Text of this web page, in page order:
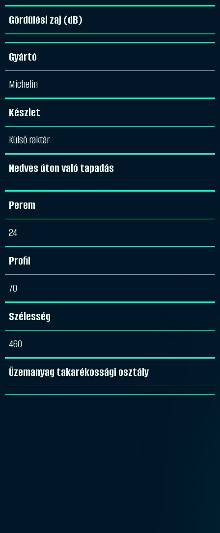
Gördülési zaj (dB)
Gyártó
Michelin
Készlet
Külső raktár
Nedves úton való tapadás
Perem
24
Profil
70
Szélesség
460
Üzemanyag takarékossági osztály